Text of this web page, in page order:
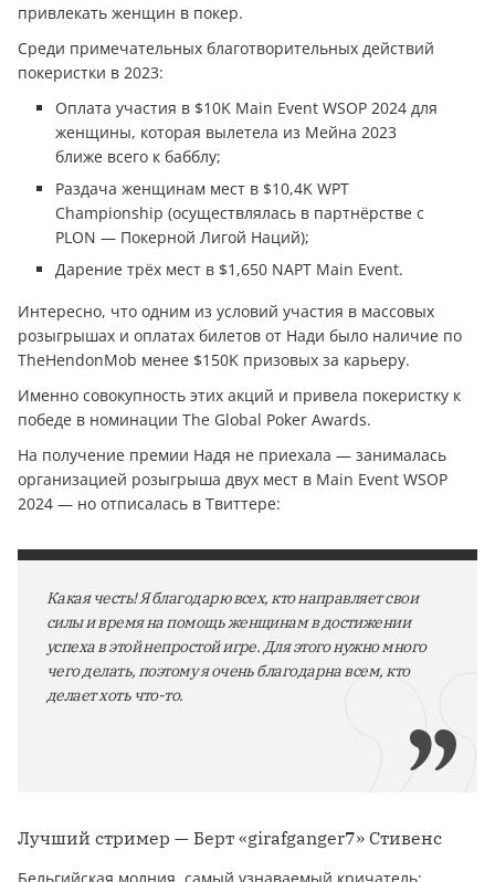
привлекать женщин в покер.
Среди примечательных благотворительных действий
покеристки в 2023:
Оплата участия в $10K Main Event WSOP 2024 для
женщины, которая вылетела из Мейна 2023
ближе всего к бабблу;
Раздача женщинам мест в $10,4K WPT
Championship (осуществлялась в партнёрстве с
PLON — Покерной Лигой Наций);
Дарение трёх мест в $1,650 NAPT Main Event.
Интересно, что одним из условий участия в массовых
розыгрышах и оплатах билетов от Нади было наличие по
TheHendonMob менее $150K призовых за карьеру.
Именно совокупность этих акций и привела покеристку к
победе в номинации The Global Poker Awards.
На получение премии Надя не приехала — занималась
организацией розыгрыша двух мест в Main Event WSOP
2024 — но отписалась в Твиттере:
Какая честь! Я благодарю всех, кто направляет свои
силы и время на помощь женщинам в достижении
успеха в этой непростой игре. Для этого нужно много
чего делать, поэтому я очень благодарна всем, кто
делает хоть что-то.
Лучший стример — Берт «girafganger7» Стивенс